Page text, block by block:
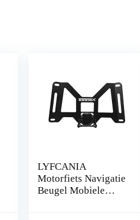
LYFCANIA
Motorfiets Navigatie
Beugel Mobiele